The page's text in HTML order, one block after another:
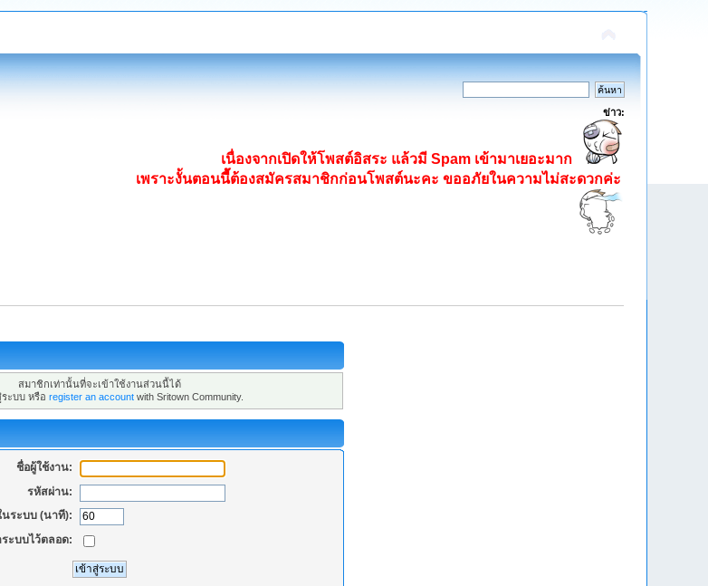
ข่าว:
เนื่องจากเปิดให้โพสต์อิสระ แล้วมี Spam เข้ามาเยอะมาก
เพราะงั้นตอนนี้ต้องสมัครสมาชิกก่อนโพสต์นะคะ ขออภัยในความไม่สะดวกค่ะ
สมาชิกเท่านั้นที่จะเข้าใช้งานส่วนนี้ได้
ะบบ หรือ register an account with Sritown Community.
ชื่อผู้ใช้งาน:
รหัสผ่าน:
นระบบ (นาที):
ะบบไว้ตลอด: